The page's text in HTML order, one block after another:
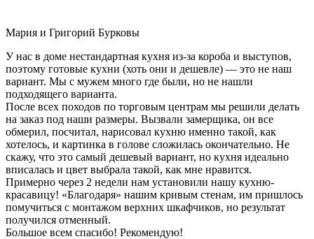
Мария и Григорий Бурковы
У нас в доме нестандартная кухня из-за короба и выступов,
поэтому готовые кухни (хоть они и дешевле) — это не наш
вариант. Мы с мужем много где были, но не нашли
подходящего варианта.
После всех походов по торговым центрам мы решили делать
на заказ под наши размеры. Вызвали замерщика, он все
обмерил, посчитал, нарисовал кухню именно такой, как
хотелось, и картинка в голове сложилась окончательно. Не
скажу, что это самый дешевый вариант, но кухня идеально
вписалась и цвет выбрала такой, как мне нравится.
Примерно через 2 недели нам установили нашу кухню-
красавицу! «Благодаря» нашим кривым стенам, им пришлось
помучиться с монтажом верхних шкафчиков, но результат
получился отменный.
Большое всем спасибо! Рекомендую!